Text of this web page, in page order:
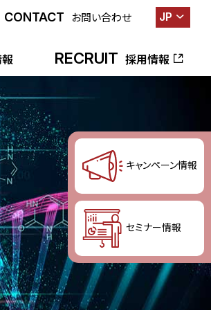
CONTACT お問い合わせ JP
RECRUIT 採用情報
キャンペーン情報
セミナー情報